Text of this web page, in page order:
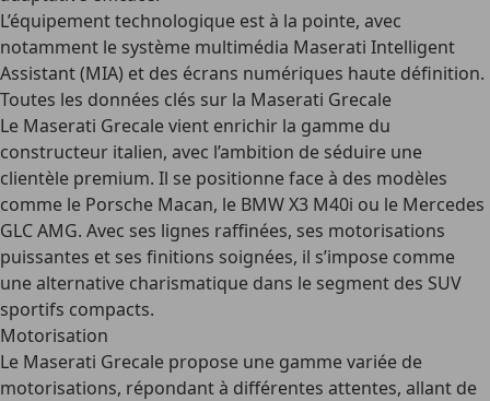
L’équipement technologique est à la pointe, avec
notamment le système multimédia Maserati Intelligent
Assistant (MIA) et des écrans numériques haute définition.
Toutes les données clés sur la Maserati Grecale
Le Maserati Grecalevient enrichir la gamme du
constructeur italien, avec l’ambition de séduire une
clientèle premium. Il se positionne face à des modèles
comme le Porsche Macan, le BMW X3 M40i ou le Mercedes
GLC AMG. Avec ses lignes raffinées, ses motorisations
puissantes et ses finitions soignées, il s’impose comme
une alternative charismatique dans le segment des SUV
sportifs compacts.
Motorisation
Le Maserati Grecale propose une gamme variée de
motorisations, répondant à différentes attentes, allant de